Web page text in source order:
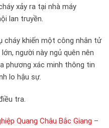
xảy ra tại nhà máy
lan truyền.
cháy khiến một công nhân tử
người này ngủ quên nên
phương xác minh thông tin
lo hậu sự.
tra.
Quang Châu Bắc Giang –